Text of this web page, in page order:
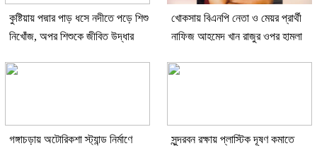
কুষ্টিয়ায় পদ্মার পাড় ধসে নদীতে পড়ে শিশু
নিখোঁজ, অপর শিশুকে জীবিত উদ্ধার
খোকসায় বিএনপি নেতা ও মেয়র প্রার্থী
নাফিজ আহমেদ খান রাজুর ওপর হামলা
গঙ্গাচড়ায় অটোরিকশা স্ট্যান্ড নির্মাণে
সুন্দরবন রক্ষায় প্লাস্টিক দূষণ কমাতে